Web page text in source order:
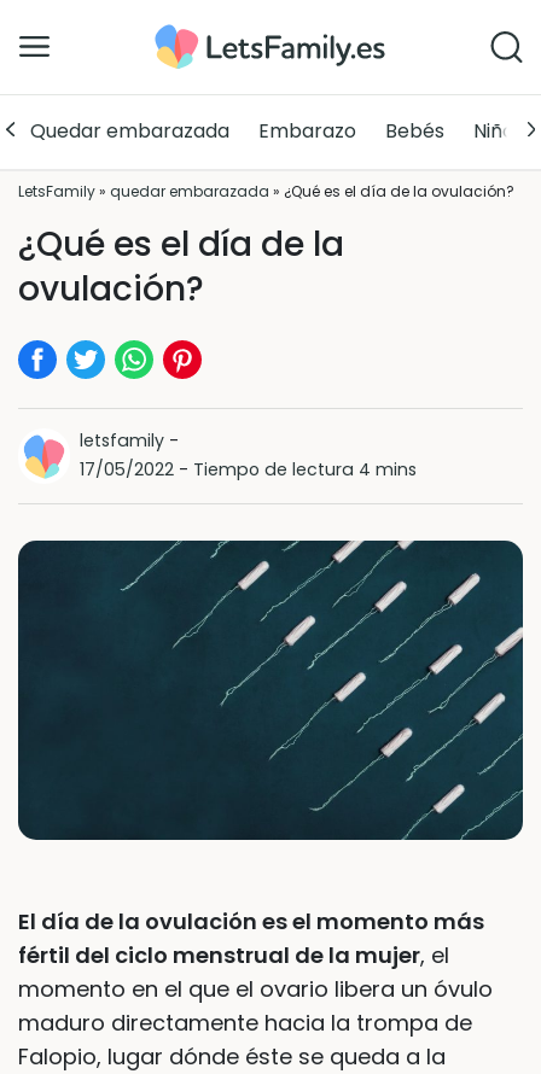
Quedar embarazada Embarazo Bebés Niños
LetsFamily» quedar embarazada » ¿Qué es el día de la ovulación?
¿Qué es el día de la
ovulación?
letsfamily -
17/05/2022 - Tiempo de lectura 4 mins
El día de la ovulación es el momento más
fértil del ciclo menstrual de la mujer, el
momento en el que el ovario libera un óvulo
maduro directamente hacia la trompa de
Falopio, lugar dónde éste se queda a la